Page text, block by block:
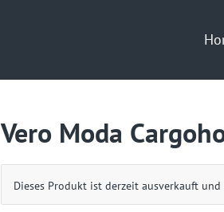
Vero Moda
Dieses Produkt ist derzeit ausverkauft